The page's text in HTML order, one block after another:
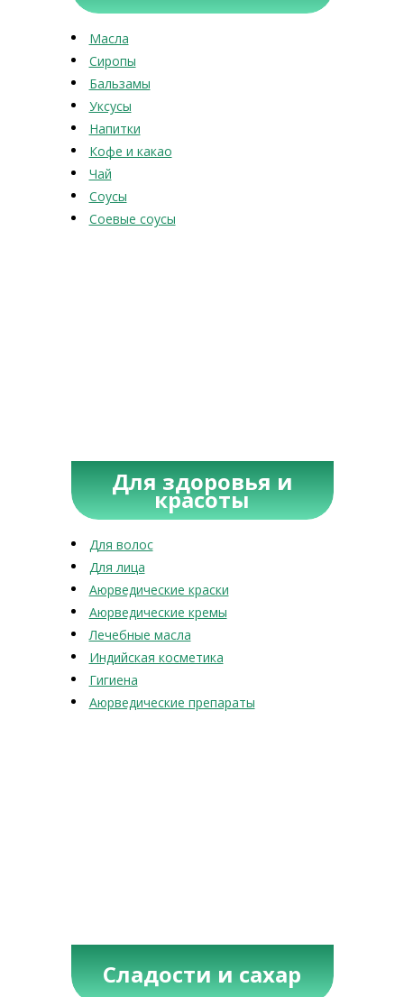
Масла
Сиропы
Бальзамы
Уксусы
Напитки
Кофе и какао
Чай
Соусы
Соевые соусы
Для здоровья и
красоты
Для волос
Для лица
Аюрведические краски
Аюрведические кремы
Лечебные масла
Индийская косметика
Гигиена
Аюрведические препараты
Сладости и сахар